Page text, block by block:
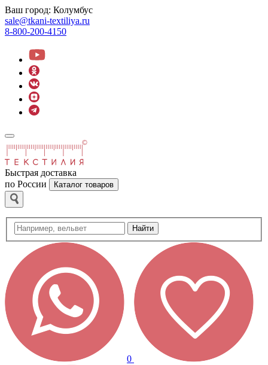
Ваш город: Колумбус
sale@tkani-textiliya.ru
8-800-200-4150
Быстрая доставка
по России
Каталог товаров
Найти
0